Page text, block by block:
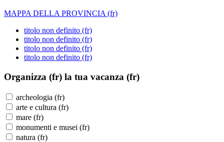
MAPPA DELLA PROVINCIA (fr)
titolo non definito (fr)
titolo non definito (fr)
titolo non definito (fr)
titolo non definito (fr)
Organizza (fr) la tua vacanza (fr)
archeologia (fr)
arte e cultura (fr)
mare (fr)
monumenti e musei (fr)
natura (fr)